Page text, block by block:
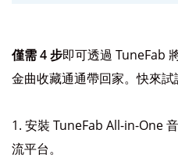
僅需 4 步即可透過 TuneFab
金曲收藏通通帶回家。快來試
安裝 TuneFab All-in-One
流平台。